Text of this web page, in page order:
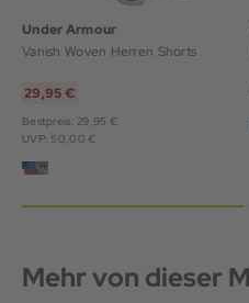
Under Armour
Vanish Woven Herren Shorts
29,95 €
Bestpreis: 29,95 €
UVP: 50,00 €
Mehr von dieser